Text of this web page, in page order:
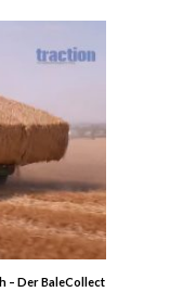
Der BaleCollect von